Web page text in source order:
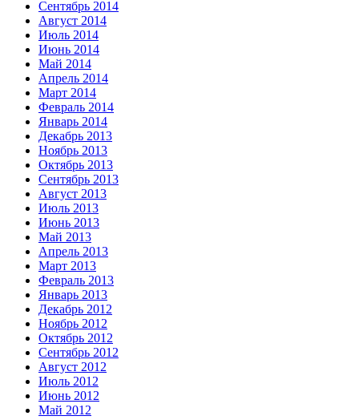
Сентябрь 2014
Август 2014
Июль 2014
Июнь 2014
Май 2014
Апрель 2014
Март 2014
Февраль 2014
Январь 2014
Декабрь 2013
Ноябрь 2013
Октябрь 2013
Сентябрь 2013
Август 2013
Июль 2013
Июнь 2013
Май 2013
Апрель 2013
Март 2013
Февраль 2013
Январь 2013
Декабрь 2012
Ноябрь 2012
Октябрь 2012
Сентябрь 2012
Август 2012
Июль 2012
Июнь 2012
Май 2012